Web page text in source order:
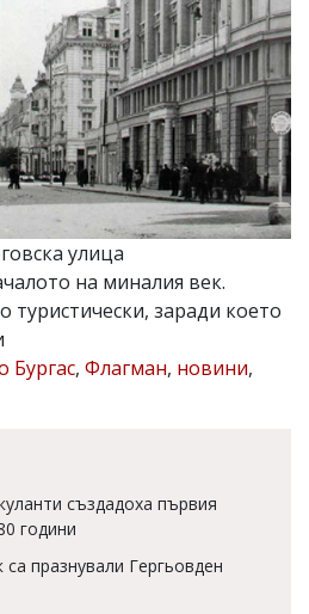
улица
на миналия век.
туристически, заради което
Бургас, Флагман, новини,
създадоха първия
години
са празнували Гергьовден